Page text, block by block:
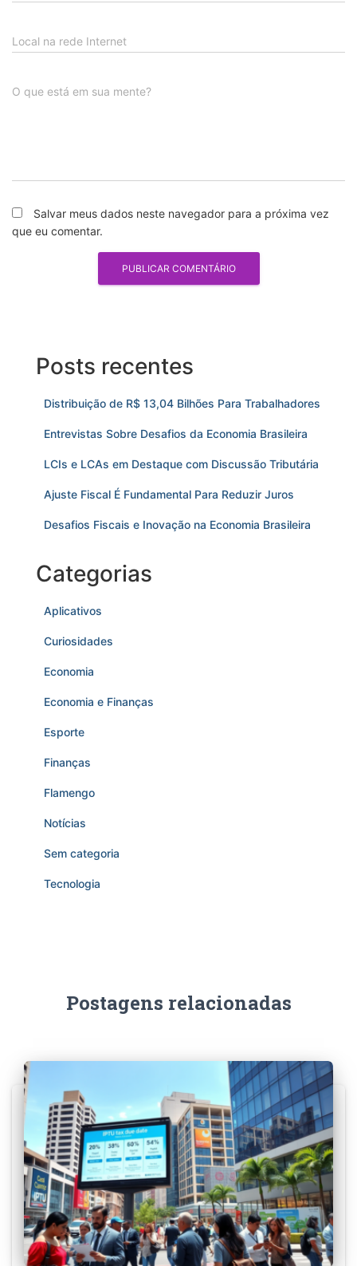
Local na rede Internet
O que está em sua mente?
Salvar meus dados neste navegador para a próxima vez
que eu comentar.
Posts recentes
Distribuição de R$ 13,04 Bilhões Para Trabalhadores
Entrevistas Sobre Desafios da Economia Brasileira
LCIs e LCAs em Destaque com Discussão Tributária
Ajuste Fiscal É Fundamental Para Reduzir Juros
Desafios Fiscais e Inovação na Economia Brasileira
Categorias
Aplicativos
Curiosidades
Economia
Economia e Finanças
Esporte
Finanças
Flamengo
Notícias
Sem categoria
Tecnologia
Postagens relacionadas